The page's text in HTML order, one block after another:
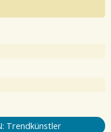
Trendkünstler